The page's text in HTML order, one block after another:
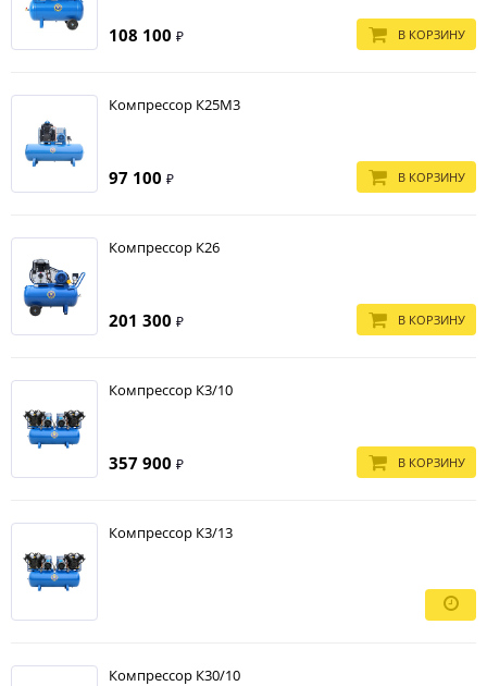
108 100 ₽ В КОРЗИНУ
Компрессор К25М3
97 100 ₽ В КОРЗИНУ
Компрессор К26
201 300 ₽ В КОРЗИНУ
Компрессор К3/10
357 900 ₽ В КОРЗИНУ
Компрессор К3/13
Компрессор К30/10